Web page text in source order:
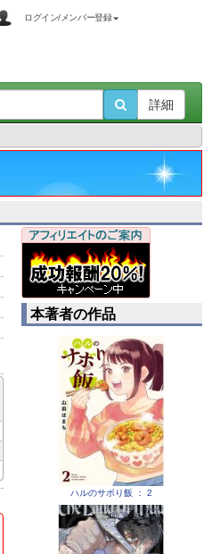
ログイン/メンバー登録
詳細
本著者の作品
ハルのサボり飯 ： 2